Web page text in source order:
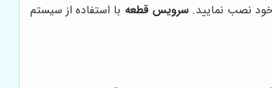
خود نصب نمایید.سرویس قطعه با استفاده از سیستم